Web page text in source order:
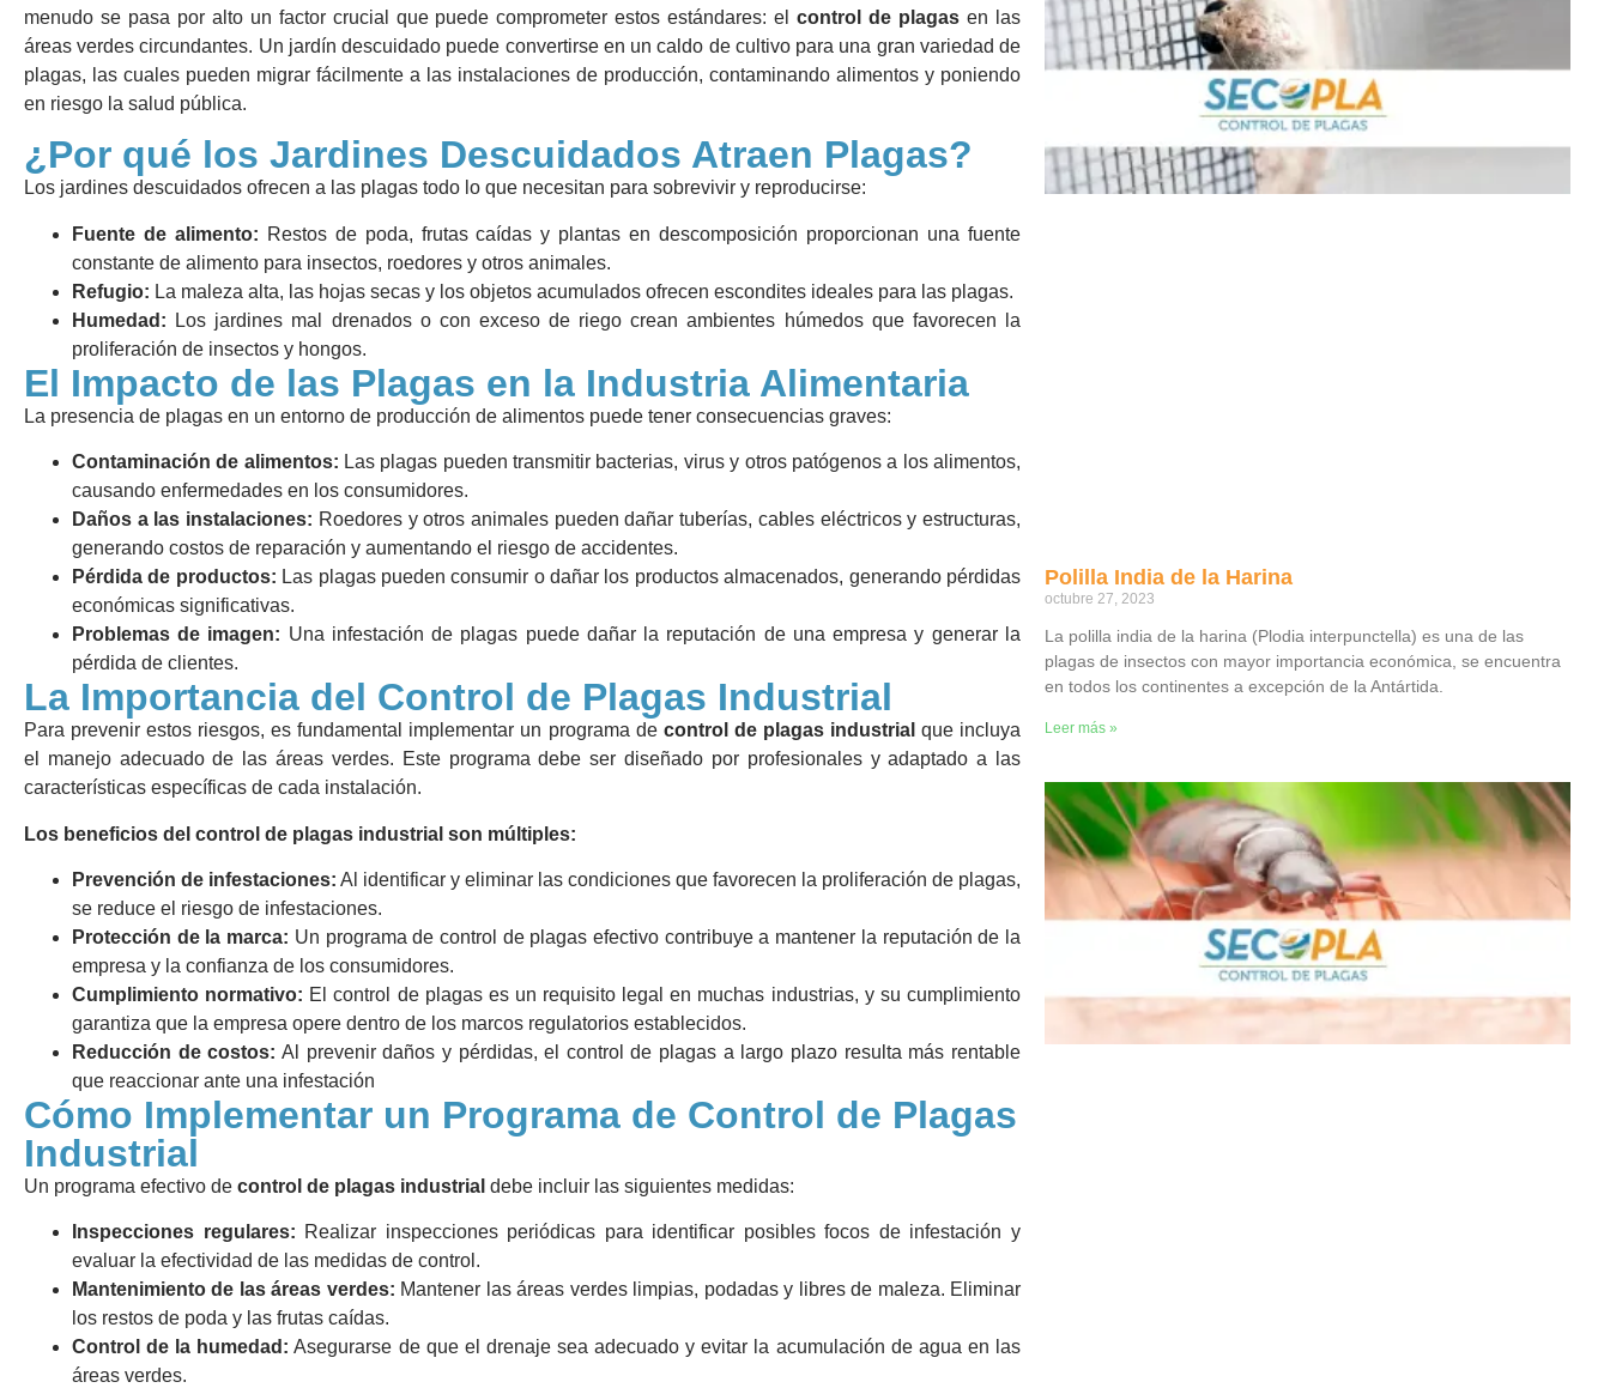
menudo se pasa por alto un factor crucial que puede comprometer estos estándares: elcontrol de plagas en las
áreas verdes circundantes. Un jardín descuidado puede convertirse en un caldo de cultivo para una gran variedad de
plagas, las cuales pueden migrar fácilmente a las instalaciones de producción, contaminando alimentos y poniendo
en riesgo la salud pública.
¿Por qué los Jardines Descuidados Atraen Plagas?
Los jardines descuidados ofrecen a las plagas todo lo que necesitan para sobrevivir y reproducirse:
Fuente de alimento: Restos de poda, frutas caídas y plantas en descomposición proporcionan una fuente
constante de alimento para insectos, roedores y otros animales.
Refugio: La maleza alta, las hojas secas y los objetos acumulados ofrecen escondites ideales para las plagas.
Humedad: Los jardines mal drenados o con exceso de riego crean ambientes húmedos que favorecen la
proliferación de insectos y hongos.
El Impacto de las Plagas en la Industria Alimentaria
La presencia de plagas en un entorno de producción de alimentos puede tener consecuencias graves:
Contaminación de alimentos: Las plagas pueden transmitir bacterias, virus y otros patógenos a los alimentos,
causando enfermedades en los consumidores.
Daños a las instalaciones: Roedores y otros animales pueden dañar tuberías, cables eléctricos y estructuras,
generando costos de reparación y aumentando el riesgo de accidentes.
Pérdida de productos: Las plagas pueden consumir o dañar los productos almacenados, generando pérdidas
económicas significativas.
Problemas de imagen: Una infestación de plagas puede dañar la reputación de una empresa y generar la
pérdida de clientes.
La Importancia del Control de Plagas Industrial
Para prevenir estos riesgos, es fundamental implementar un programa de control de plagas industrial que incluya
el manejo adecuado de las áreas verdes. Este programa debe ser diseñado por profesionales y adaptado a las
características específicas de cada instalación.
Los beneficios del control de plagas industrial son múltiples:
Prevención de infestaciones: Al identificar y eliminar las condiciones que favorecen la proliferación de plagas,
se reduce el riesgo de infestaciones.
Protección de la marca: Un programa de control de plagas efectivo contribuye a mantener la reputación de la
empresa y la confianza de los consumidores.
Cumplimiento normativo: El control de plagas es un requisito legal en muchas industrias, y su cumplimiento
garantiza que la empresa opere dentro de los marcos regulatorios establecidos.
Reducción de costos: Al prevenir daños y pérdidas, el control de plagas a largo plazo resulta más rentable
que reaccionar ante una infestación
Cómo Implementar un Programa de Control de Plagas
Industrial
Un programa efectivo de control de plagas industrial debe incluir las siguientes medidas:
Inspecciones regulares: Realizar inspecciones periódicas para identificar posibles focos de infestación y
evaluar la efectividad de las medidas de control.
Mantenimiento de las áreas verdes: Mantener las áreas verdes limpias, podadas y libres de maleza. Eliminar
los restos de poda y las frutas caídas.
Control de la humedad: Asegurarse de que el drenaje sea adecuado y evitar la acumulación de agua en las
áreas verdes.
Polilla India de la Harina
octubre 27, 2023
La polilla india de la harina (Plodia interpunctella) es una de las
plagas de insectos con mayor importancia económica, se encuentra
en todos los continentes a excepción de la Antártida.
Leer más »